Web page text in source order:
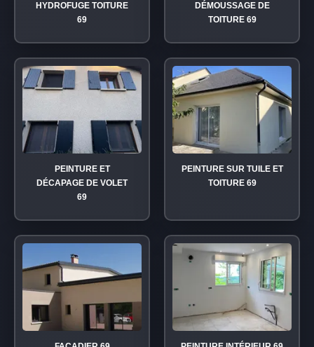
HYDROFUGE TOITURE
69
DÉMOUSSAGE DE
TOITURE 69
PEINTURE ET
DÉCAPAGE DE VOLET
69
PEINTURE SUR TUILE ET
TOITURE 69